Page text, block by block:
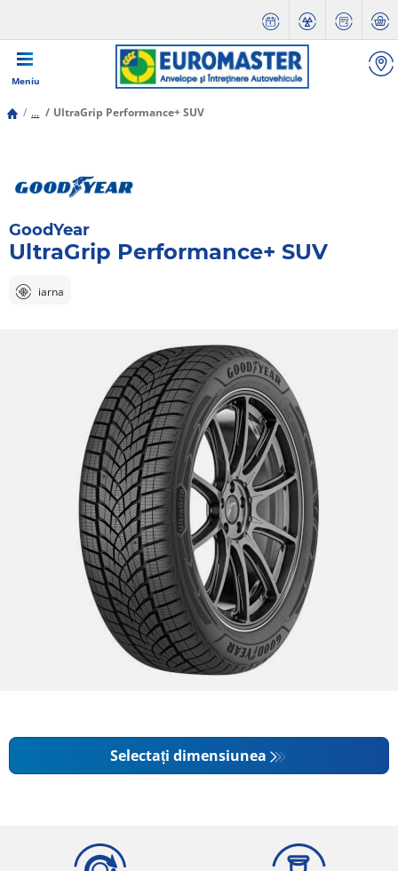
Meniu
... UltraGrip Performance+ SUV
GoodYear
UltraGrip Performance+ SUV
iarna
Selectați dimensiunea